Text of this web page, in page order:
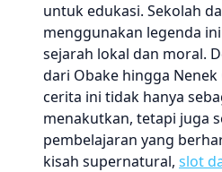
untuk edukasi. Sekolah
menggunakan legenda
sejarah lokal dan moral.
dari Obake hingga Nenek
cerita ini tidak hanya
menakutkan, tetapi juga
pembelajaran yang
kisah supernatural, slot